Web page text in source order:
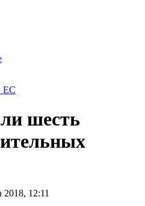
ЕС
шесть
2018, 12:11